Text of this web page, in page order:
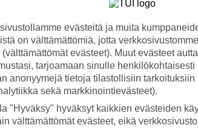
evästeitä ja muita
on välttämättömiä, jotta
evästeet). Muut evästeet
tarjoamaan sinulle
anonyymejä tietoja tilastollisiin tarkoituksiin
sekä markkinointievästeet).
"Hyväksy" hyväksyt kaikkien evästeiden
välttämättömät evästeet, eikä